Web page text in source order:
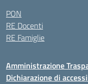
PON
RE Docenti
RE Famiglie
Amministrazione
Dichiarazione di